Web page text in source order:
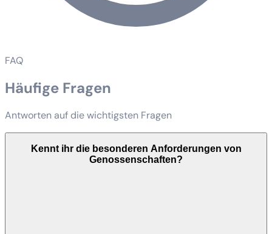
FAQ
Häufige Fragen
Antworten auf die wichtigsten Fragen
Kennt ihr die besonderen Anforderungen von
Genossenschaften?